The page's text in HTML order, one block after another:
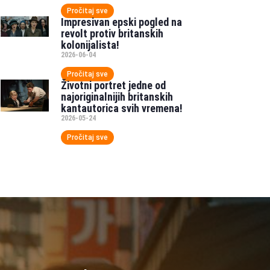
Pročitaj sve
Impresivan epski pogled na
revolt protiv britanskih
kolonijalista!
2026-06-04
Pročitaj sve
Životni portret jedne od
najoriginalnijih britanskih
kantautorica svih vremena!
2026-05-24
Pročitaj sve